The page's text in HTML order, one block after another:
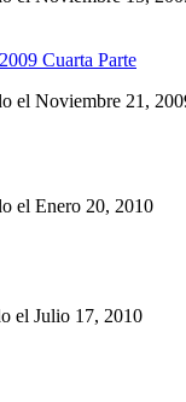
Cuarta Parte
el Noviembre 21,
el Enero 20, 2010
el Julio 17, 2010